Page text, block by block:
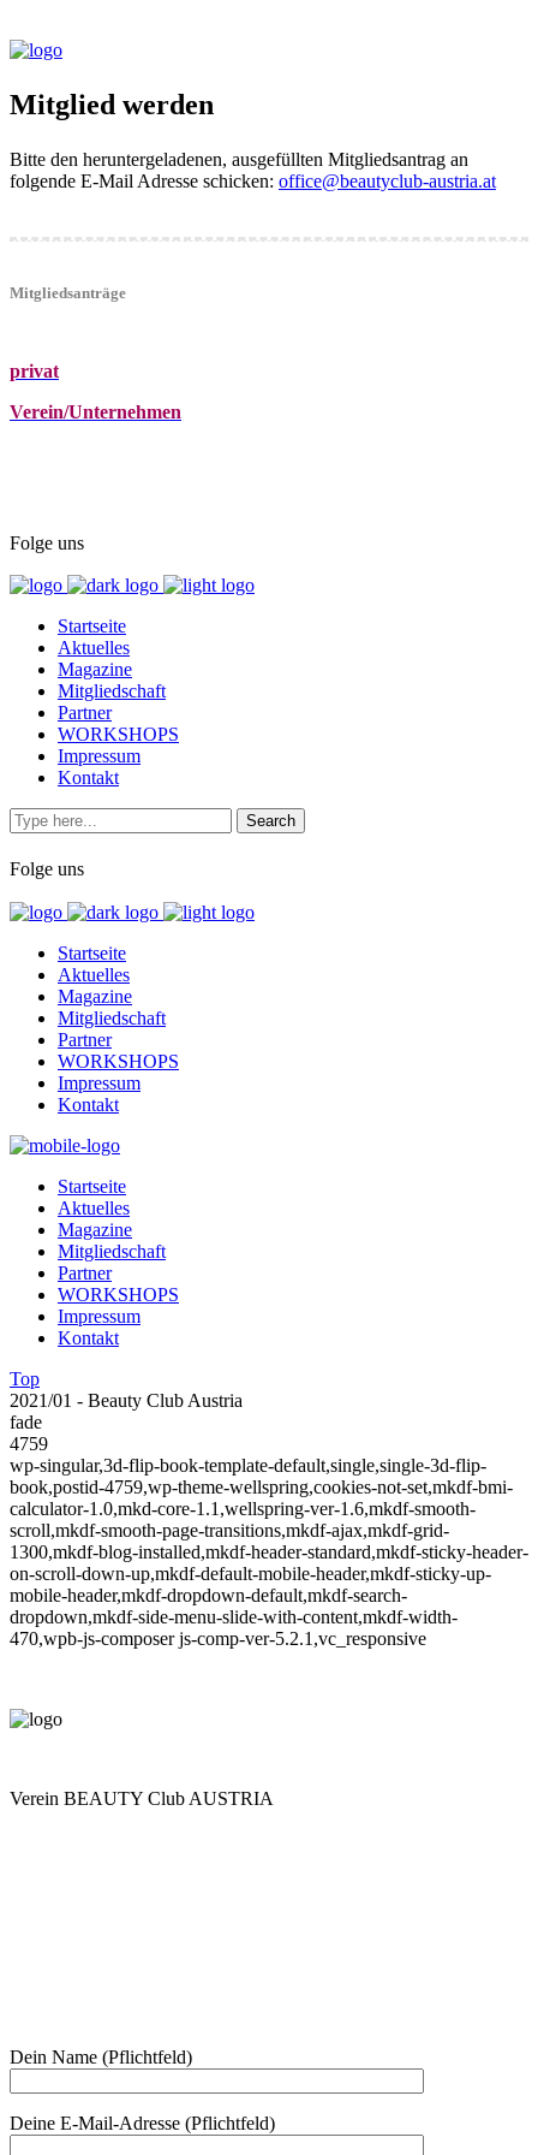
Mitglied werden
Bitte den heruntergeladenen, ausgefüllten Mitgliedsantrag an
folgende E-Mail Adresse schicken: office@beautyclub-austria.at
Mitgliedsanträge
privat
Verein/Unternehmen
Folge uns
Startseite
Aktuelles
Magazine
Mitgliedschaft
Partner
WORKSHOPS
Impressum
Kontakt
Folge uns
Startseite
Aktuelles
Magazine
Mitgliedschaft
Partner
WORKSHOPS
Impressum
Kontakt
Startseite
Aktuelles
Magazine
Mitgliedschaft
Partner
WORKSHOPS
Impressum
Kontakt
Top
2021/01 - Beauty Club Austria
fade
4759
wp-singular,3d-flip-book-template-default,single,single-3d-flip-
book,postid-4759,wp-theme-wellspring,cookies-not-set,mkdf-bmi-
calculator-1.0,mkd-core-1.1,wellspring-ver-1.6,mkdf-smooth-
scroll,mkdf-smooth-page-transitions,mkdf-ajax,mkdf-grid-
1300,mkdf-blog-installed,mkdf-header-standard,mkdf-sticky-header-
on-scroll-down-up,mkdf-default-mobile-header,mkdf-sticky-up-
mobile-header,mkdf-dropdown-default,mkdf-search-
dropdown,mkdf-side-menu-slide-with-content,mkdf-width-
470,wpb-js-composer js-comp-ver-5.2.1,vc_responsive
Verein BEAUTY Club AUSTRIA
Dein Name (Pflichtfeld)
Deine E-Mail-Adresse (Pflichtfeld)